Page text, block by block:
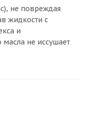
не повреждая
жидкости с
и
не иссушает